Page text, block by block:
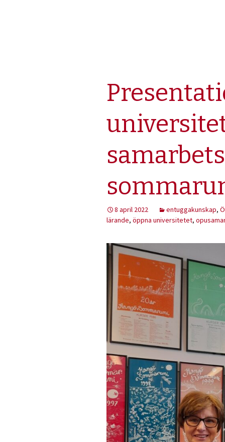
8 april 2022 entuggakunskap,
lärande, öppna universitetet,